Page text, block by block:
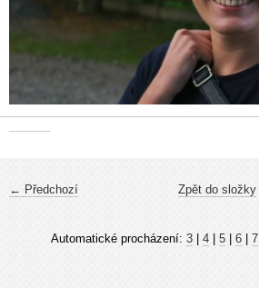
← Předchozí Zpět do složky
Automatické procházení: 3 4 5 6 7